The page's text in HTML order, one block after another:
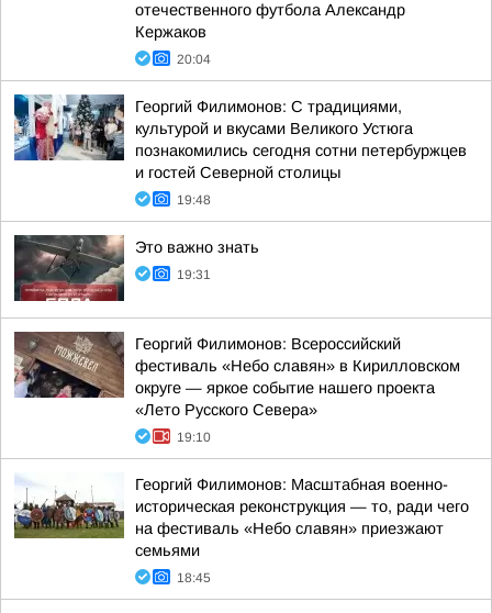
отечественного футбола Александр
Кержаков
20:04
Георгий Филимонов: С традициями,
культурой и вкусами Великого Устюга
познакомились сегодня сотни петербуржцев
и гостей Северной столицы
19:48
Это важно знать
19:31
Георгий Филимонов: Всероссийский
фестиваль «Небо славян» в Кирилловском
округе — яркое событие нашего проекта
«Лето Русского Севера»
19:10
Георгий Филимонов: Масштабная военно-
историческая реконструкция — то, ради чего
на фестиваль «Небо славян» приезжают
семьями
18:45